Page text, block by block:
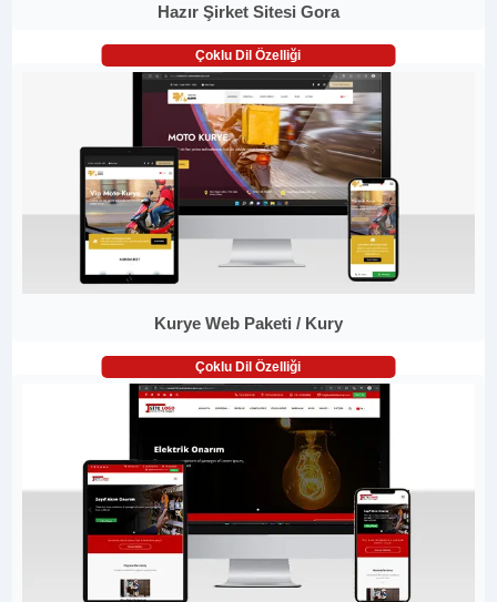
Hazır Şirket Sitesi Gora
Çoklu Dil Özelliği
Kurye Web Paketi / Kury
Çoklu Dil Özelliği